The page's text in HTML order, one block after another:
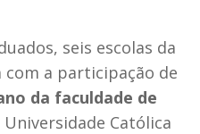
seis escolas da
a participação de
da faculdade de
Católica